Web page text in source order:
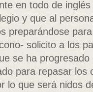
en todo de
y que al
preparándose
solicito a los
se ha
para repasar los
lo que será nidos